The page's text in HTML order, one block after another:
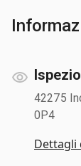
42275
0P4
Dettagli